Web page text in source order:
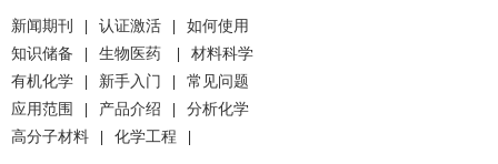
新闻期刊 认证激活
如何使用
知识储备
生物医药
材料科学
有机化学
新手入门
常见问题
应用范围
产品介绍
分析化学
高分子材料
化学工程